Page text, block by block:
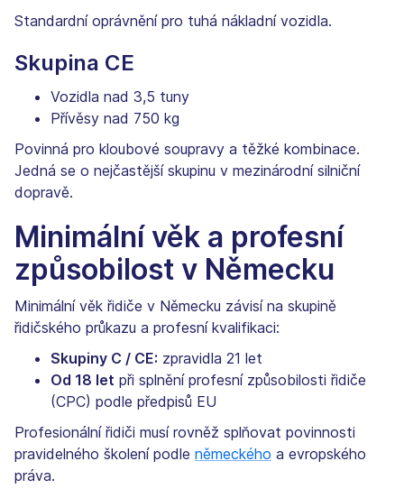
Standardní oprávnění pro tuhá nákladní vozidla.
Skupina CE
Vozidla nad 3,5 tuny
Přívěsy nad 750 kg
Povinná pro kloubové soupravy a těžké kombinace.
Jedná se o nejčastější skupinu v mezinárodní silniční
dopravě.
Minimální věk a profesní
způsobilost v Německu
Minimální věk řidiče v Německu závisí na skupině
řidičského průkazu a profesní kvalifikaci:
Skupiny C / CE: zpravidla 21 let
Od 18 let při splnění profesní způsobilosti řidiče
(CPC) podle předpisů EU
Profesionální řidiči musí rovněž splňovat povinnosti
pravidelného školení podle německého a evropského
práva.